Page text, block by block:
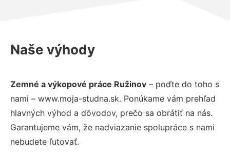
Naše výhody
Zemné a výkopové práce Ružinov – poďte do toho s
nami – www.moja-studna.sk. Ponúkame vám prehľad
hlavných výhod a dôvodov, prečo sa obrátiť na nás.
Garantujeme vám, že nadviazanie spolupráce s nami
nebudete ľutovať.